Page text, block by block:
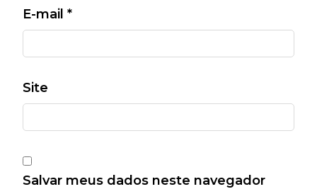
E-mail *
Site
Salvar meus dados neste navegador